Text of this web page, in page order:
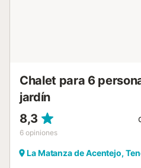
Chalet para 6
jardín
8,3
6 opiniones
La Matanza de Acentejo,